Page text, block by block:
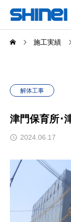
施工実績
解体工事
津門保育所･
2024.06.17